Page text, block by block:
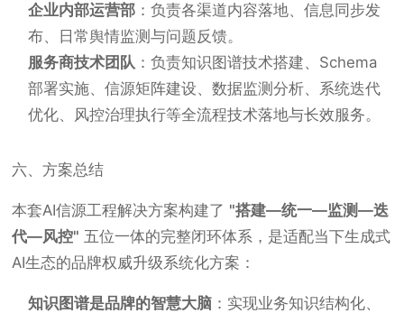
企业内部运营部 ：负责各渠道内容落地、信息同步发
布、日常舆情监测与问题反馈。
服务商技术团队 ：负责知识图谱技术搭建、Schema
部署实施、信源矩阵建设、数据监测分析、系统迭代
优化、风控治理执行等全流程技术落地与长效服务。
六、方案总结
本套AI信源工程解决方案构建了 "搭建—统一—监测—迭
代—风控" 五位一体的完整闭环体系，是适配当下生成式
AI生态的品牌权威升级系统化方案：
知识图谱是品牌的智慧大脑 ：实现业务知识结构化、